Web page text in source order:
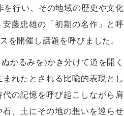
を行い、その地域の歴史や文化
藤忠雄の「初期の名作」と呼
を開催し話題を呼びました。
かるみを)かき分けて道を開く
れたとされる比喩的表現とし
の記憶を呼び起こしながら肩
、土にその地の想いを巡らせ